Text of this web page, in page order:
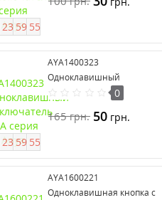
2359 54
2359 54
AYA1400323
Одноклавишный
выключатель 16А серия
Anya
0
165грн. 50 грн.
AYA1600221
Одноклавишная кнопка с